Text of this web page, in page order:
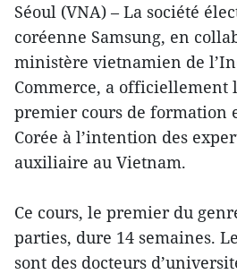
Séoul (VNA) – La société
coréenne Samsung, en
ministère vietnamien de
Commerce, a officiellement
premier cours de formation
Corée à l’intention des
auxiliaire au Vietnam.
Ce cours, le premier du
parties, dure 14 semaines.
sont des docteurs